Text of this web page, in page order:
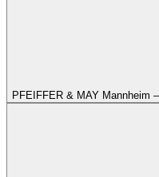
PFEIFFER & MAY Mannheim